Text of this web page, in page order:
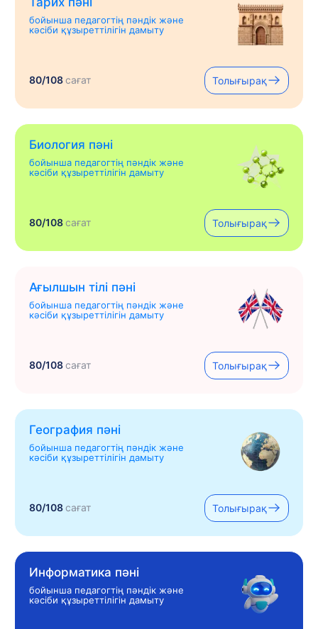
бойынша педагогтің пәндік және
кәсіби құзыреттілігін дамыту
80/108сағат Толығырақ
Биология пәні
бойынша педагогтің пәндік және
кәсіби құзыреттілігін дамыту
80/108сағат Толығырақ
Ағылшын тілі пәні
бойынша педагогтің пәндік және
кәсіби құзыреттілігін дамыту
80/108сағат Толығырақ
География пәні
бойынша педагогтің пәндік және
кәсіби құзыреттілігін дамыту
80/108сағат Толығырақ
Информатика пәні
бойынша педагогтің пәндік және
кәсіби құзыреттілігін дамыту